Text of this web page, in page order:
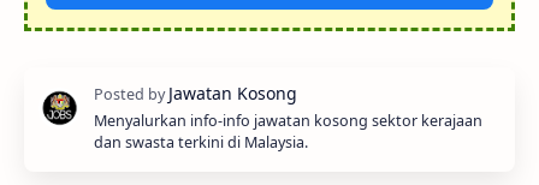
Menyalurkan info-info jawatan kosong sektor kerajaan
dan swasta terkini di Malaysia.